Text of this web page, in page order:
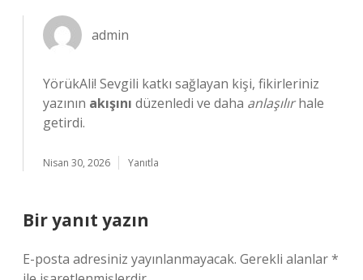
admin
YörükAli! Sevgili katkı sağlayan kişi, fikirleriniz
yazının akışını düzenledi ve daha anlaşılırhale
getirdi.
Nisan 30, 2026 Yanıtla
Bir yanıt yazın
E-posta adresiniz yayınlanmayacak. Gerekli alanlar*